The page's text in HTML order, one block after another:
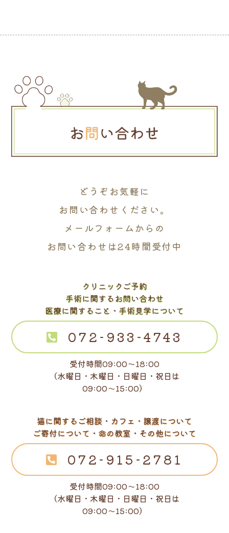
どうぞお気軽に
お問い合わせください。
メールフォームからの
お問い合わせは24時間受付中
クリニックご予約
手術に関するお問い合わせ
医療に関すること・手術見学について
072-933-4743
受付時間09:00～18:00
（水曜日・木曜日・日曜日・祝日は
09:00～15:00）
猫に関するご相談・カフェ・譲渡について
ご寄付について・命の教室・その他について
072-915-2781
受付時間09:00～18:00
（水曜日・木曜日・日曜日・祝日は
09:00～15:00）